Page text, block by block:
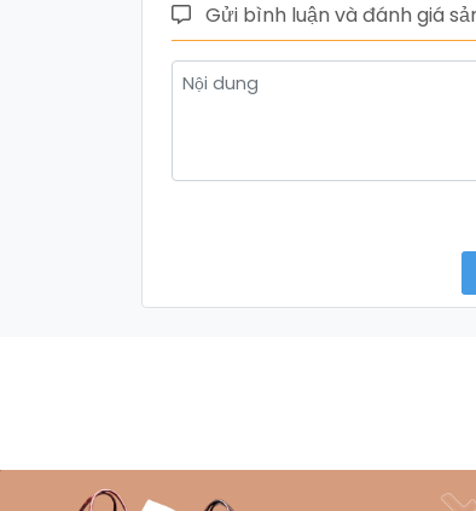
Gửi bình luận và đánh giá